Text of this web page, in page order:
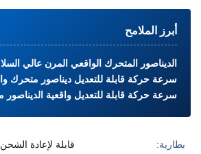
أبرز الملامح
الديناصور المتحرك الواقعي المرن عالي
سرعة حركة قابلة للتعديل ديناصور متحرك
سرعة حركة قابلة للتعديل واقعية الديناصور
بطارية: قابلة لإعادة الشحن